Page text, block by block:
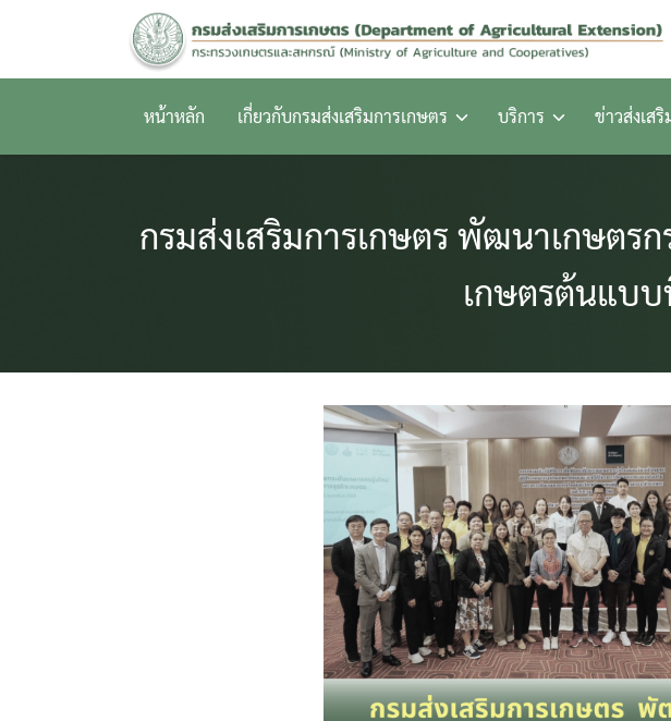
หน้าหลัก เกี่ยวกับกรมส่งเสริมการเกษตร บริการ ข่าวส่งเส
กรมส่งเสริมการเกษตร พัฒนาเกษตร
เกษตรต้นแบ